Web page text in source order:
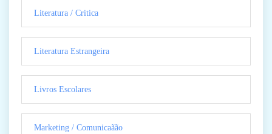
Literatura / Critica
Literatura Estrangeira
Livros Escolares
Marketing / Comunicaãão